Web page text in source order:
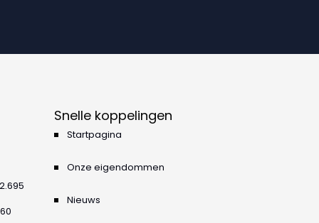
Snelle koppelingen
Startpagina
Onze eigendommen
Nieuws